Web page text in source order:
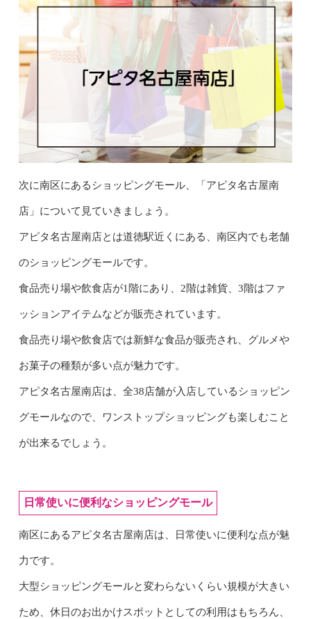
次に南区にあるショッピングモール、「アピタ名古屋南
店」について見ていきましょう。
アピタ名古屋南店とは道徳駅近くにある、南区内でも老舗
のショッピングモールです。
食品売り場や飲食店が1階にあり、2階は雑貨、3階はファ
ッションアイテムなどが販売されています。
食品売り場や飲食店では新鮮な食品が販売され、グルメや
お菓子の種類が多い点が魅力です。
アピタ名古屋南店は、全38店舗が入店しているショッピン
グモールなので、ワンストップショッピングも楽しむこと
が出来るでしょう。
日常使いに便利なショッピングモール
南区にあるアピタ名古屋南店は、日常使いに便利な点が魅
力です。
大型ショッピングモールと変わらないくらい規模が大きい
ため、休日のお出かけスポットとしての利用はもちろん、